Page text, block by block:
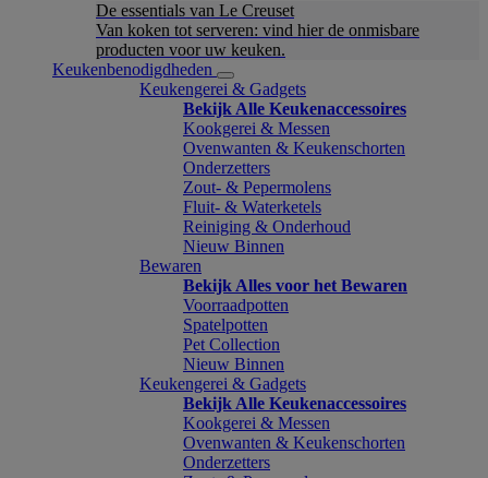
De essentials van Le Creuset
Van koken tot serveren: vind hier de onmisbare
producten voor uw keuken.
Keukenbenodigdheden
Keukengerei & Gadgets
Bekijk Alle Keukenaccessoires
Kookgerei & Messen
Ovenwanten & Keukenschorten
Onderzetters
Zout- & Pepermolens
Fluit- & Waterketels
Reiniging & Onderhoud
Nieuw Binnen
Bewaren
Bekijk Alles voor het Bewaren
Voorraadpotten
Spatelpotten
Pet Collection
Nieuw Binnen
Keukengerei & Gadgets
Bekijk Alle Keukenaccessoires
Kookgerei & Messen
Ovenwanten & Keukenschorten
Onderzetters